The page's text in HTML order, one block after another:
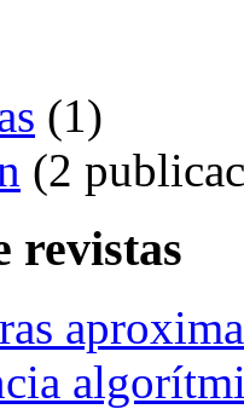
(1)
(2
revistas